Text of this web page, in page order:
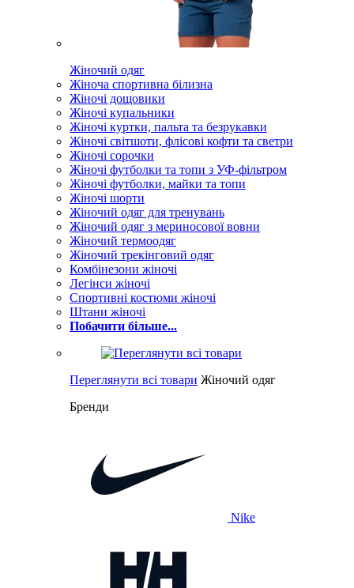
Жіночий одяг
Жіноча спортивна білизна
Жіночі дощовики
Жіночі купальники
Жіночі куртки, пальта та безрукавки
Жіночі світшоти, флісові кофти та светри
Жіночі сорочки
Жіночі футболки та топи з УФ-фільтром
Жіночі футболки, майки та топи
Жіночі шорти
Жіночий одяг для тренувань
Жіночий одяг з мериносової вовни
Жіночий термоодяг
Жіночий трекінговий одяг
Комбінезони жіночі
Легінси жіночі
Спортивні костюми жіночі
Штани жіночі
Побачити більше...
Переглянути всі товари Жіночий одяг
Бренди
Nike